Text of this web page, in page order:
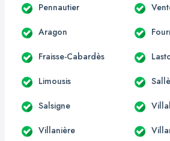
Pennautier
Aragon
Fraisse-Cabardès
Limousis
Salsigne
Villanière